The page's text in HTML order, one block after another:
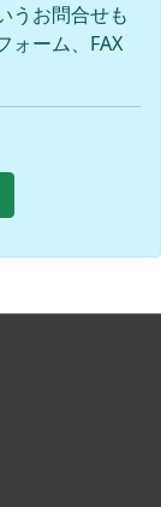
うお問合せも
ォーム、FAX